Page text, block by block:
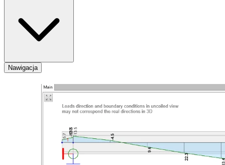
Nawigacja